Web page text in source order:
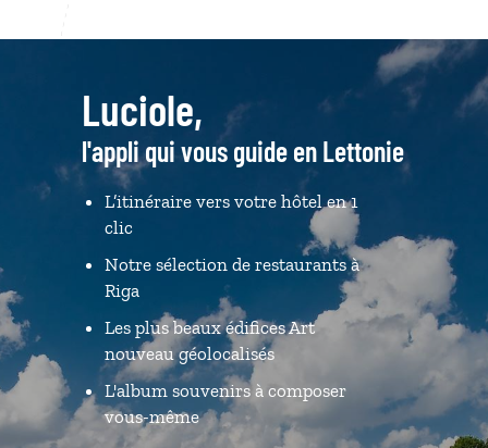
Luciole,
l'appli qui vous guide en Lettonie
L’itinéraire vers votre hôtel en 1
clic
Notre sélection de restaurants à
Riga
Les plus beaux édifices Art
nouveau géolocalisés
L'album souvenirs à composer
vous-même